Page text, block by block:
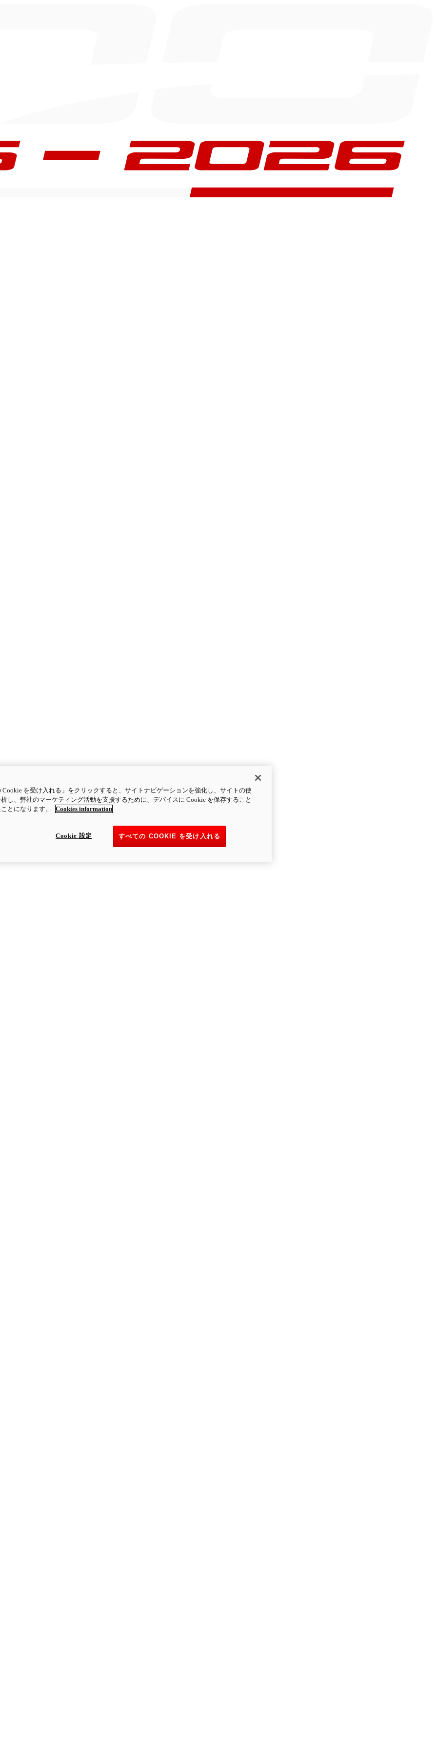
Cookie を受け入れる」をクリックすると、サイトナビゲーションを強化し、サイトの使
し、弊社のマーケティング活動を支援するために、デバイスに Cookie を保存すること
とになります。
Cookies information
すべての COOKIE を受け入れる
Cookie 設定